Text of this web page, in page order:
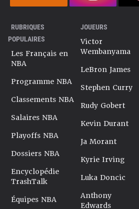
RUBRIQUES
POPULAIRES
Les Français en
NBA
Programme NBA
Classements NBA
Salaires NBA
Playoffs NBA
Dossiers NBA
Encyclopédie
TrashTalk
Équipes NBA
JOUEURS
Victor
Wembanyama
LeBron James
Stephen Curry
Rudy Gobert
Kevin Durant
Ja Morant
Kyrie Irving
Luka Doncic
Anthony
Edwards